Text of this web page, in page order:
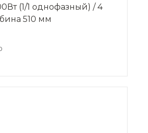
(1/1 однофазный) / 4
510 мм